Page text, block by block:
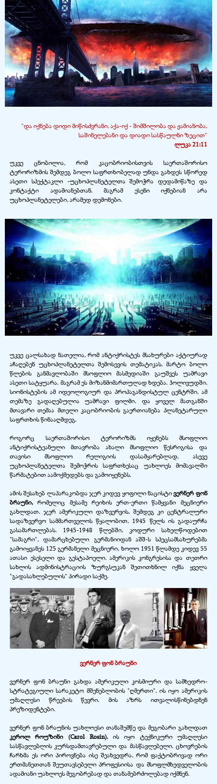
"და იქნება დიდი მიწისძვრანი, აქა-იქ -შიმშილობა და ჟამიანობა,
საშინელებანი და დიადი სასწაულნი ზეცით"
ლუკა 21:11
უკვე ცნობილია, რომ კაცობრიობისთვის საერთაშორისო
ტერორიზმის შემდეგ ბოლო საფრთხობელად უნდა გახდეს სწორედ
ასეთი სპექტაკლი -უცხოპლანეტელთა შემოჭრა დედამიწაზე და
კონტაქტი ადამიანებთან. მაგრამ ესენი იქნებიან არა
უცხოპლანეტელები, არამედ დემონები.
უკვე ცალსახად ნათელია, რომ ანტიქრისტეს მსახურები აქტიურად
აჩაღებენ უცხოპლანეტელთა შემოსევის თემატიკას. მარტო ბოლო
წლების განმავლობაში მსოფლიო მასმედიაში გაუშვეს უამრავი
ასეთი სატყუარა. მაგრამ ეს მიზანმიმართულად ხდება. ჰოლივუდში,
სიონისტების ამ იდეოლოგიურ და პროპაგანდისტულ ცენტრში, ამ
თემაზე გადაღებულია უამრავი ფილმი. და ყოველ მათგანში
მთავარი თემაა მთელი კაცობრიობის გაერთიანება პლანეტარული
საფრთხის წინააღმდეგ.
როგორც საერთაშორისო ტერორიზმს იყენებს მსოფლიო
ანტიქრისტეანული მთავრობა ახალი მსოფლიო წესრიგისა და
თავისი მსოფლიო რელიგიის დასამყარებლად, ასევე
უცხოპლანეტელთა შემოჭრის საფრთხესაც უახლოეს მომავალში
წარმატებით აამოქმედებს და გამოიყენებს.
ამის შესახებ ლაპარაკობდა ჯერ კიდევ ყოფილი ნაცისტივერნერ ფონ
ბრაუნი, რომელიც მესამე რეიხის ერთ-ერთი წამყვანი მეცნიერი
გახლდათ. ჯერ ამერიკული დაზვერვის, შემდეგ კი ცენტრალური
სადაზვერვო სამმართველოს წყალობით, 1945 წელს ის გადაურჩა
გასამართლებას. 1945-1948 წლებში, კოდური სახელწოდებით
"სამაგრი", დამარცხებული გერმანიიდან აშშ-ს სპეცსამსახურებმა
გამოიყვანეს 125 გერმანელი მეცნიერი, ხოლო 1951 წლამდე კიდევ 55
ათასი ესესელი და გესტაპოელი. ამერიკის კონგრესისა და თეთრი
სახლის ადმინისტრაციის ზურგსუკან შეთითხნილ იქნა ყველა
"გადასახლებულის" პირადი საქმე.
ვერნერ ფონ ბრაუნი
ვერნერ ფონ ბრაუნი გახდა ამერიკული კოსმიური და სამხედრო-
სტრატეგიული სარაკეტო მშენებლობის "ღმერთი". ის იყო ამერიკის
უმაღლესი წრეების წევრი. მის აზრს ითვალისწინებდნენ
პრეზიდენტები.
ვერნერ ფონ ბრაუნის უახლოესი თანაშემწე და მეგობარი გახლდათ
კეროლ როუზინი (Carol Rosin). ის იყო ტექნიკური უმაღლესი
სასწავლებლის კურსდამთავრებული და მასწავლებელი. ცხოვრების
ჩარხმა ეს ორი პიროვნება ისე შეახვედრა, რომ ფაქტობრივად ორი
ერთმანეთთან შეუთავსებელი პროფესიისა და მსოფლმხედველობის
ადამიანი უახლოეს მეგობრებად და თანამებრძოლებად იქმნენ.